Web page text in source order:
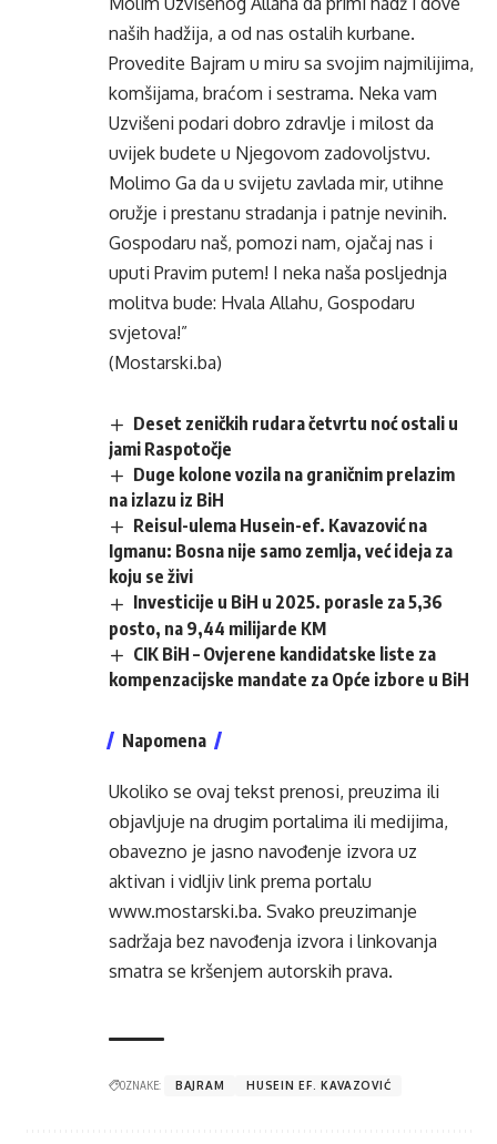
naših hadžija, a od nas ostalih kurbane.
Provedite Bajram u miru sa svojim najmilijima,
komšijama, braćom i sestrama. Neka vam
Uzvišeni podari dobro zdravlje i milost da
uvijek budete u Njegovom zadovoljstvu.
Molimo Ga da u svijetu zavlada mir, utihne
oružje i prestanu stradanja i patnje nevinih.
Gospodaru naš, pomozi nam, ojačaj nas i
uputi Pravim putem! I neka naša posljednja
molitva bude: Hvala Allahu, Gospodaru
svjetova!”
(Mostarski.ba)
Deset zeničkih rudara četvrtu noć ostali u
jami Raspotočje
Duge kolone vozila na graničnim prelazim
na izlazu iz BiH
Reisul-ulema Husein-ef. Kavazović na
Igmanu: Bosna nije samo zemlja, već ideja za
koju se živi
Investicije u BiH u 2025. porasle za 5,36
posto, na 9,44 milijarde KM
CIK BiH – Ovjerene kandidatske liste za
kompenzacijske mandate za Opće izbore u BiH
Napomena
Ukoliko se ovaj tekst prenosi, preuzima ili
objavljuje na drugim portalima ili medijima,
obavezno je jasno navođenje izvora uz
aktivan i vidljiv link prema portalu
www.mostarski.ba. Svako preuzimanje
sadržaja bez navođenja izvora i linkovanja
smatra se kršenjem autorskih prava.
OZNAKE: BAJRAM HUSEIN EF. KAVAZOVIĆ